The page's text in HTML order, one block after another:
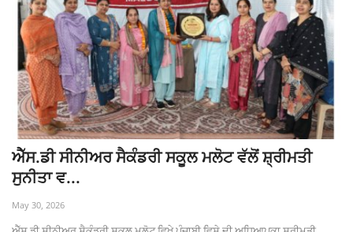
ਐੱਸ.ਡੀ ਸੀਨੀਅਰ ਸੈਕੰਡਰੀ ਸਕੂਲ ਮਲੋਟ ਵੱਲੋਂ ਸ਼੍ਰੀਮਤੀ
ਸੁਨੀਤਾ ਵ...
May 30, 2026